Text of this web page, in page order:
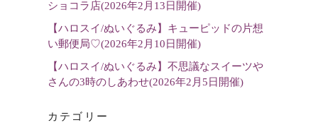
ショコラ店(2026年2月13日開催)
【ハロスイ/ぬいぐるみ】キューピッドの片想
い郵便局♡(2026年2月10日開催)
【ハロスイ/ぬいぐるみ】不思議なスイーツや
さんの3時のしあわせ(2026年2月5日開催)
カテゴリー